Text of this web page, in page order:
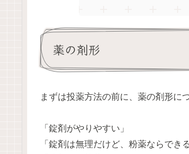
薬の剤形
まずは投薬方法の前に、薬の剤形に
「錠剤がやりやすい」
「錠剤は無理だけど、粉薬ならできる